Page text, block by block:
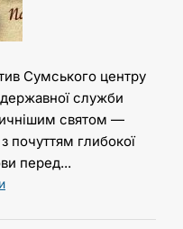
Сумського центру
державної служби
святом —
глибокої
перед...